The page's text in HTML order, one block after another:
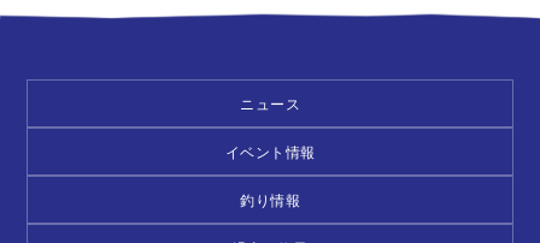
ニュース
イベント情報
釣り情報